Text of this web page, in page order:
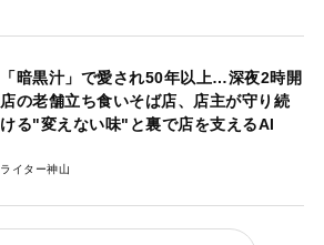
「暗黒汁」で愛され50年以上…深夜2時開
店の老舗立ち食いそば店、店主が守り続
ける"変えない味"と裏で店を支えるAI
ライター神山